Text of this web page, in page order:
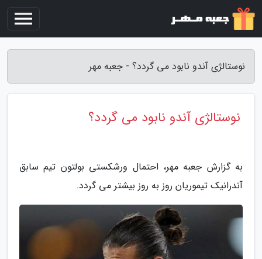
نوستالژی آندو نابود می گردد؟ - جعبه مهر
نوستالژی آندو نابود می گردد؟
به گزارش جعبه مهر، احتمال ورشکستی بولتون تیم سابق
آندرانیک تیموریان روز به روز بیشتر می گردد.